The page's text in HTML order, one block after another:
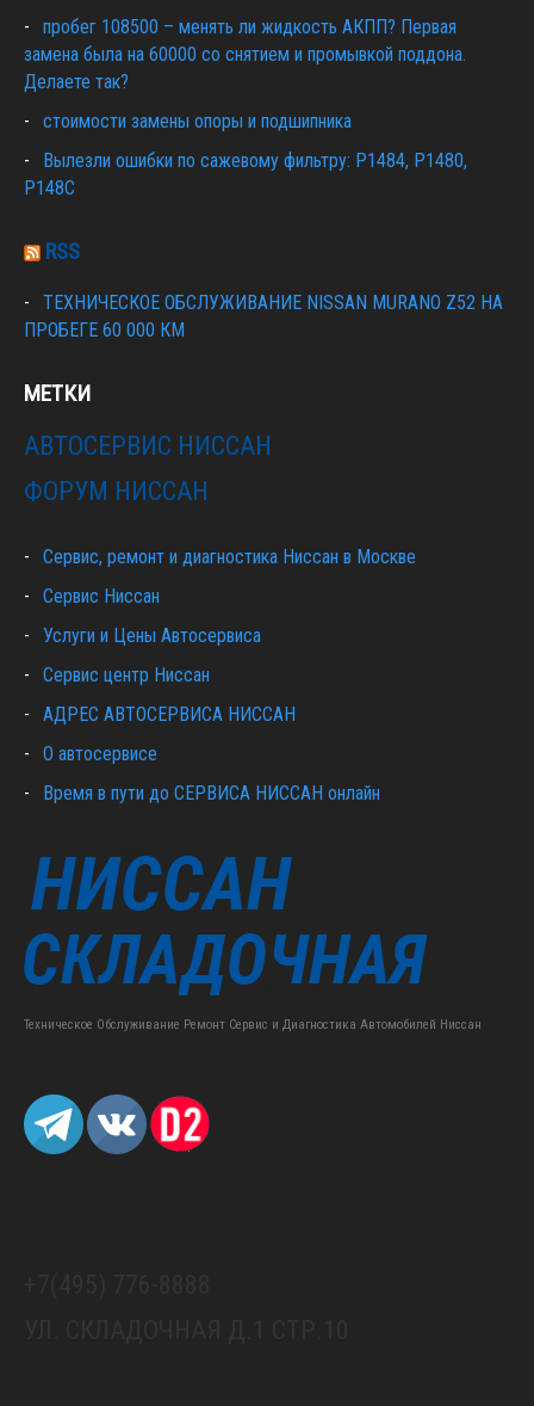
пробег 108500 – менять ли жидкость АКПП? Первая
замена была на 60000 со снятием и промывкой поддона.
Делаете так?
стоимости замены опоры и подшипника
Вылезли ошибки по сажевому фильтру: P1484, P1480,
P148C
RSS
ТЕХНИЧЕСКОЕ ОБСЛУЖИВАНИЕ NISSAN MURANO Z52 НА
ПРОБЕГЕ 60 000 КМ
МЕТКИ
АВТОСЕРВИС НИССАН
ФОРУМ НИССАН
Сервис, ремонт и диагностика Ниссан в Москве
Сервис Ниссан
Услуги и Цены Автосервиса
Сервис центр Ниссан
АДРЕС АВТОСЕРВИСА НИССАН
О автосервисе
Время в пути до СЕРВИСА НИССАН онлайн
Техническое Обслуживание Ремонт Сервис и Диагностика Автомобилей Ниссан